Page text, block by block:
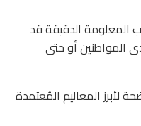
المعلومة الدقيقة قد
المواطنين أو حتى
المعاليم المُعتمدة